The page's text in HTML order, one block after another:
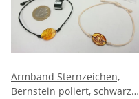
Armband Sternzeichen,
Bernstein poliert, schwarzes